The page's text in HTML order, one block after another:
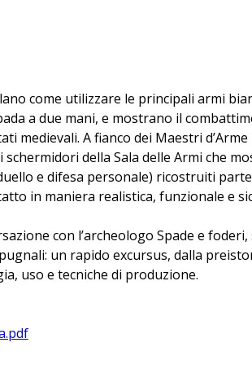
come utilizzare le principali armi
a due mani, e mostrano il
medievali. A fianco dei Maestri
schermidori della Sala delle Armi che
e difesa personale) ricostruiti
in maniera realistica, funzionale e
con l’archeologo Spade e foderi,
un rapido excursus, dalla
uso e tecniche di produzione.